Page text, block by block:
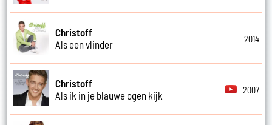
Christoff
Als een vlinder
2014
Christoff
Als ik in je blauwe ogen kijk
2007